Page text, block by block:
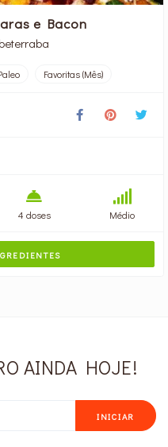
e Bacon
Favoritas (Mês)
4 doses Médio
AINDA HOJE!
INICIAR